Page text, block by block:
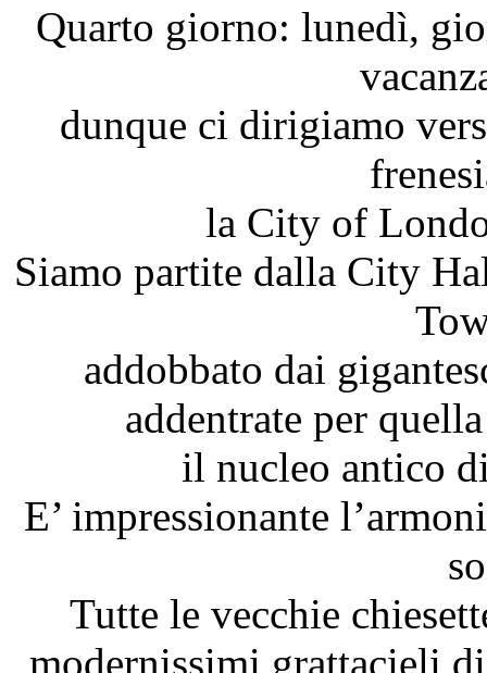
Quarto giorno: lunedì,
dunque ci dirigiamo
la City of
Siamo partite dalla City
addobbato dai
addentrate per
il nucleo antico
E’ impressionante
Tutte le vecchie
modernissimi grattacieli